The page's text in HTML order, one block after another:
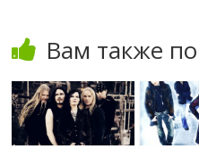
Вам также